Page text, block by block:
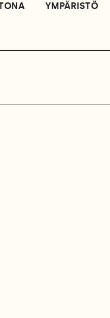
YMPÄRISTÖ